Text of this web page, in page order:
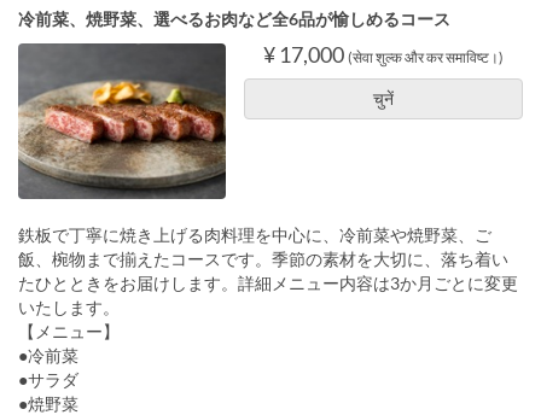
冷前菜、焼野菜、選べるお肉など全6品が愉しめるコース
¥ 17,000 (सेवा शुल्क और कर समाविष्ट।)
चुनें
鉄板で丁寧に焼き上げる肉料理を中心に、冷前菜や焼野菜、ご
飯、椀物まで揃えたコースです。季節の素材を大切に、落ち着い
たひとときをお届けします。詳細メニュー内容は3か月ごとに変更
いたします。
【メニュー】
●冷前菜
●サラダ
●焼野菜